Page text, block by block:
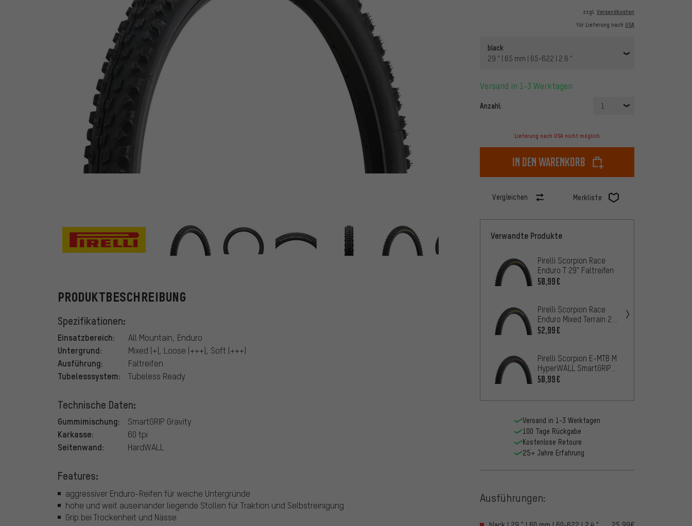
zzgl. Versandkosten
für Lieferung nach USA
black
29 " | 65 mm | 65-622 | 2.6 "
Versand in 1-3 Werktagen
Anzahl: 1
Lieferung nach USA nicht möglich
In den Warenkorb
Vergleichen Merkliste
Pirelli
PRODUKTBESCHREIBUNG
Spezifikationen:
Einsatzbereich: All Mountain, Enduro
Untergrund: Mixed (+), Loose (+++), Soft (+++)
Ausführung: Faltreifen
Tubelesssystem: Tubeless Ready
Technische Daten:
Gummimischung: SmartGRIP Gravity
Karkasse: 60 tpi
Seitenwand: HardWALL
Features:
aggressiver Enduro-Reifen für weiche Untergründe
hohe und weit auseinander liegende Stollen für Traktion und Selbstreinigung
Grip bei Trockenheit und Nässe
Verwandte Produkte
Pirelli Scorpion Race
Enduro T 29" Faltreifen
50,99€
Pirelli Scorpion Race
Enduro Mixed Terrain 29"
Faltreifen
52,99€
Pirelli Scorpion E-MTB M
HyperWALL SmartGRIP
Gravity 29" Faltreifen
50,99€
Versand in 1-3 Werktagen
100 Tage Rückgabe
Kostenlose Retoure
25+ Jahre Erfahrung
Ausführungen: